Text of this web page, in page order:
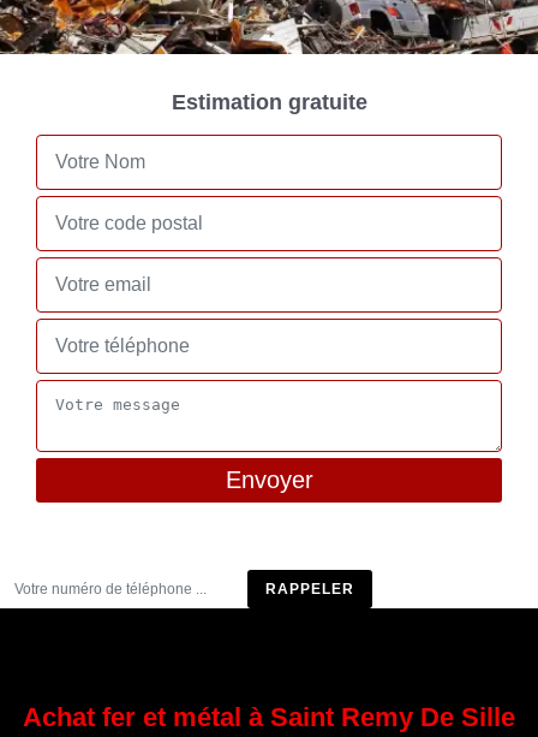
Estimation gratuite
Achat fer et métal à Saint Remy De Sille